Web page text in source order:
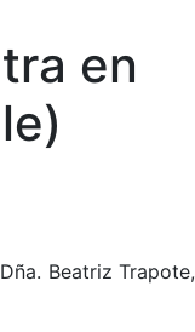
en
Beatriz Trapote,